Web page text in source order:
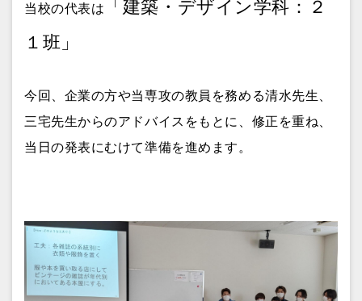
当校の代表は
「建築・デザイン学科：２
１班」
今回、企業の方や当専攻の教員を務める清水先生、
三宅先生からのアドバイスをもとに、修正を重ね、
当日の発表にむけて準備を進めます。